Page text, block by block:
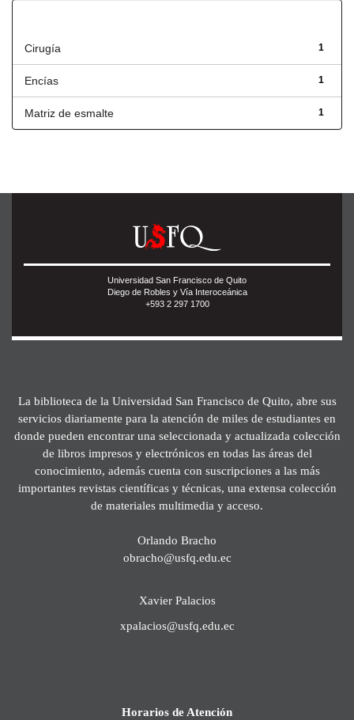
1
Cirugía
1
Encías
1
Matriz de esmalte
Universidad San Francisco de Quito
Diego de Robles y Vía Interoceánica
+593 2 297 1700
La biblioteca de la Universidad San Francisco de Quito, abre sus
servicios diariamente para la atención de miles de estudiantes en
donde pueden encontrar una seleccionada y actualizada colección
de libros impresos y electrónicos en todas las áreas del
conocimiento, además cuenta con suscripciones a las más
importantes revistas científicas y técnicas, una extensa colección
de materiales multimedia y acceso.
Orlando Bracho
obracho@usfq.edu.ec
Xavier Palacios
xpalacios@usfq.edu.ec
Horarios de Atención